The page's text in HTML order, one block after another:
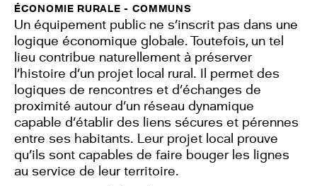
ÉCONOMIE RURALE - COMMUNS
Un équipement public ne s’inscrit pas dans une
logique économique globale. Toutefois, un tel
lieu contribue naturellement à préserver
l’histoire d’un projet local rural. Il permet des
logiques de rencontres et d’échanges de
proximité autour d’un réseau dynamique
capable d’établir des liens sécures et pérennes
entre ses habitants. Leur projet local prouve
qu’ils sont capables de faire bouger les lignes
au service de leur territoire.